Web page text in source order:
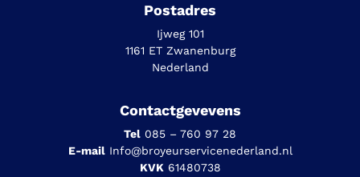
Postadres
Ijweg 101
1161 ET Zwanenburg
Nederland
Contactgevevens
Tel 085 – 760 97 28
E-mail Info@broyeurservicenederland.nl
KVK 61480738